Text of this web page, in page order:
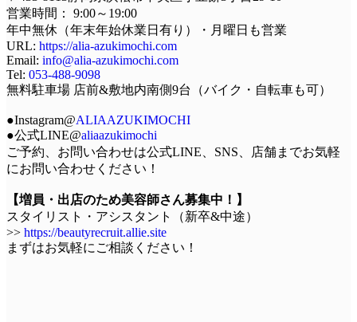
営業時間： 9:00～19:00
年中無休（年末年始休業日有り）・月曜日も営業
URL: https://alia-azukimochi.com
Email: info@alia-azukimochi.com
Tel: 053-488-9098
無料駐車場 店前&敷地内南側9台（バイク・自転車も可）
●Instagram@ALIAAZUKIMOCHI
●公式LINE@aliaazukimochi
ご予約、お問い合わせは公式LINE、SNS、店舗までお気軽
にお問い合わせください！
【増員・出店のため美容師さん募集中！】
スタイリスト・アシスタント（新卒&中途）
>> https://beautyrecruit.allie.site
まずはお気軽にご相談ください！